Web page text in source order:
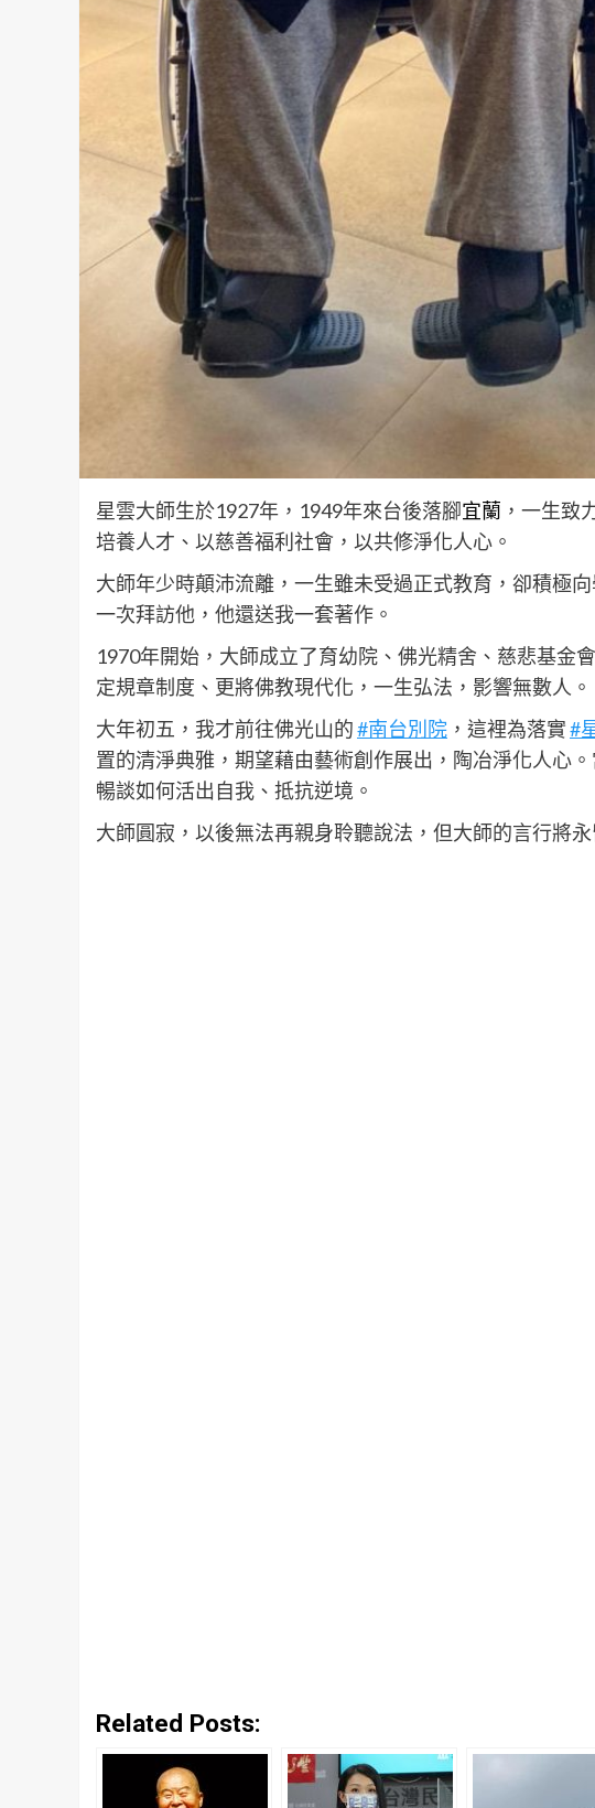
星雲大師生於1927年，1949年來台後落腳宜蘭 ，一生致
培養人才、以慈善福利社會，以共修淨化人心。
大師年少時顛沛流離，一生雖未受過正式教育，卻積極
一次拜訪他，他還送我一套著作。
1970年開始，大師成立了育幼院、佛光精舍、慈悲基金
定規章制度、更將佛教現代化，一生弘法，影響無數人。
大年初五，我才前往佛光山的#南台別院 ，這裡為落實#
置的清淨典雅，期望藉由藝術創作展出，陶冶淨化人心
暢談如何活出自我、抵抗逆境。
大師圓寂，以後無法再親身聆聽說法，但大師的言行將永
Related Posts: